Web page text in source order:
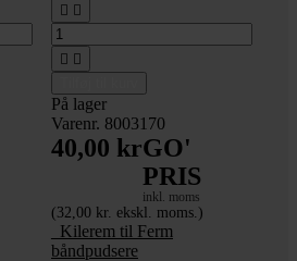
 
 
På lager
Varenr. 8003170
40,00 krGO'
PRIS
inkl. moms
(32,00 kr. ekskl. moms.)
_Kilerem til Ferm
båndpudsere